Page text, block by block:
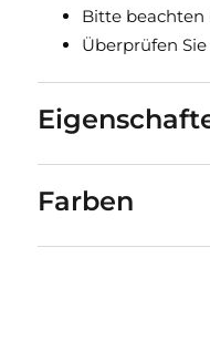
Bitte beachten
Überprüfen
Farben